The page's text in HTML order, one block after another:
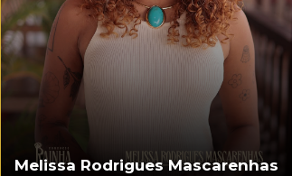
Melissa Rodrigues Mascarenhas